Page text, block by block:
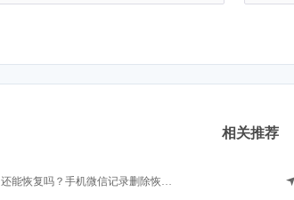
相关推荐
恢复吗？手机微信记录删除恢复方法